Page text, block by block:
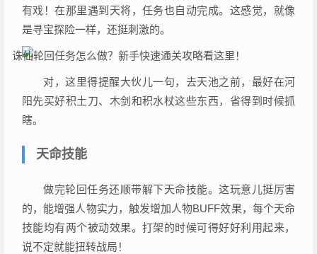
有戏！在那里遇到天将，任务也自动完成。这感觉，就像
是寻宝探险一样，还挺刺激的。
对，这里得提醒大伙儿一句，去天池之前，最好在河
阳先买好积土刀、木剑和积水杖这些东西，省得到时候抓
瞎。
天命技能
做完轮回任务还顺带解下天命技能。这玩意儿挺厉害
的，能增强人物实力，触发增加人物BUFF效果，每个天命
技能均有两个被动效果。打架的时候可得好好利用起来，
说不定就能扭转战局！